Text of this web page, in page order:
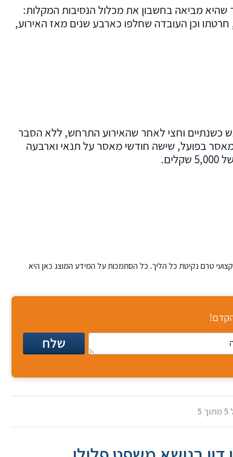
מביאה בחשבון את מכלול הנסיבות המקלות:
וכן העובדה שחלפו כארבע שנים מאז האירוע,
כשנתיים וחצי לאחר שהאירוע התרחש, ללא הסבר
דבר הוחלט להטיל על השכן התוקף עונש הכולל 12 חודשי מאסר בפועל, שישה חודשי מאסר על תנאי וארבעה
טרם נקיטת כל הליך. כל הסתמכות על המידע המוצג כאן היא
שלח